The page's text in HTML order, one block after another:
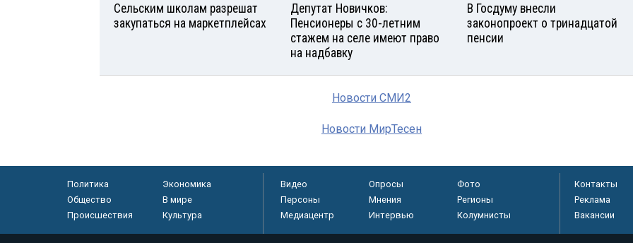
Сельским школам разрешат
закупаться на маркетплейсах
Депутат Новичков:
Пенсионеры с 30-летним
стажем на селе имеют право
на надбавку
В Госдуму внесли
законопроект о тринадцатой
пенсии
Новости СМИ2
Новости МирТесен
Политика
Экономика
Общество
В мире
Происшествия
Культура
Видео Опросы
Фото
Персоны
Мнения
Регионы
Медиацентр
Интервью Колумнисты
Контакты
Реклама
Вакансии